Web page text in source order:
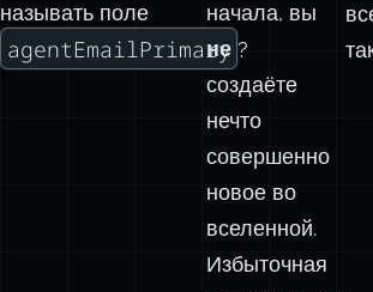
называть поле
agentEmailPrimary ?
начала, вы
не
создаёте
нечто
совершенно
новое во
вселенной.
Избыточная